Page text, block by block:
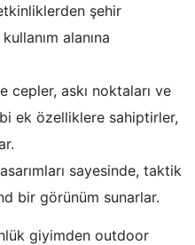
şehir
alanına
cepler, askı noktaları ve
ek özelliklere sahiptirler,
sayesinde, taktik
bir görünüm sunarlar.
giyimden outdoor